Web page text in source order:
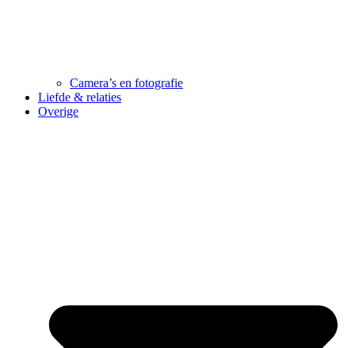
Camera’s en fotografie
Liefde & relaties
Overige